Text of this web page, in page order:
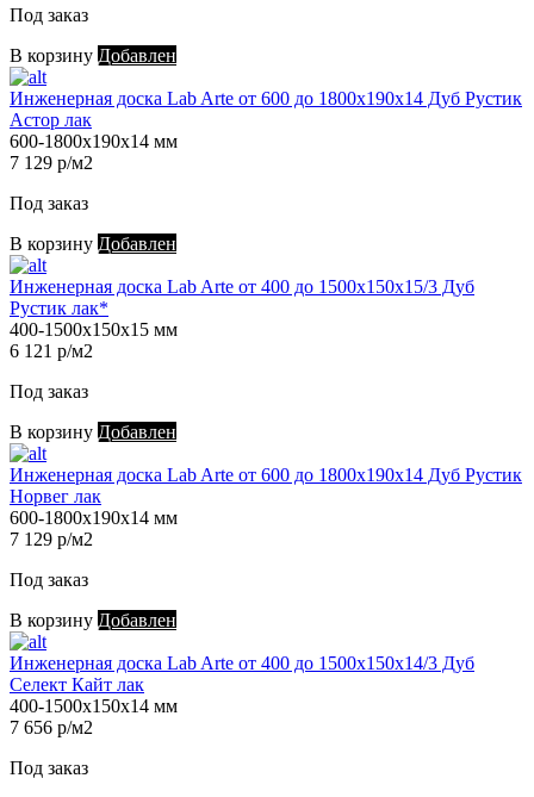
Под заказ
В корзину Добавлен
Инженерная доска Lab Arte от 600 до 1800х190х14 Дуб Рустик
Астор лак
600-1800х190х14 мм
7 129 р/м2
Под заказ
В корзину Добавлен
Инженерная доска Lab Arte от 400 до 1500х150х15/3 Дуб
Рустик лак*
400-1500х150х15 мм
6 121 р/м2
Под заказ
В корзину Добавлен
Инженерная доска Lab Arte от 600 до 1800х190х14 Дуб Рустик
Норвег лак
600-1800х190х14 мм
7 129 р/м2
Под заказ
В корзину Добавлен
Инженерная доска Lab Arte от 400 до 1500х150х14/3 Дуб
Селект Кайт лак
400-1500х150х14 мм
7 656 р/м2
Под заказ